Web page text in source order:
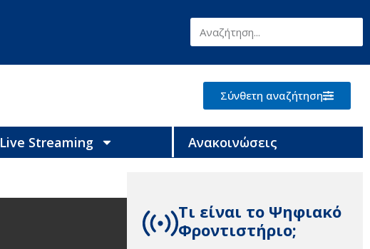
Σύνθετη αναζήτηση
Live Streaming Ανακοινώσεις
Τι είναι το Ψηφιακό
Φροντιστήριο;